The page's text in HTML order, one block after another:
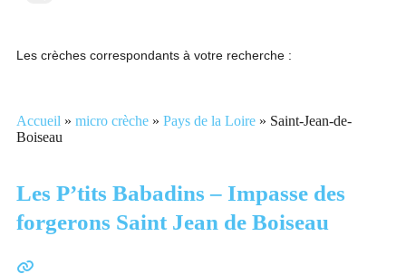
Les crèches correspondants à votre recherche :
Accueil » micro crèche » Pays de la Loire » Saint-Jean-de-
Boiseau
Les P’tits Babadins – Impasse des
forgerons Saint Jean de Boiseau